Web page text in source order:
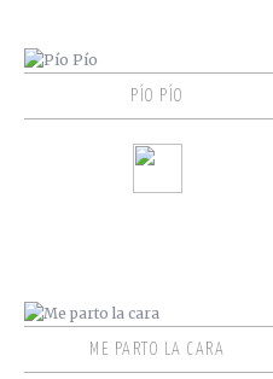
PÍO PÍO
ME PARTO LA CARA